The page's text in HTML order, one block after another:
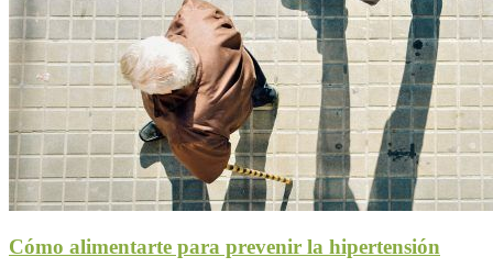
Cómo alimentarte para prevenir la hipertensión